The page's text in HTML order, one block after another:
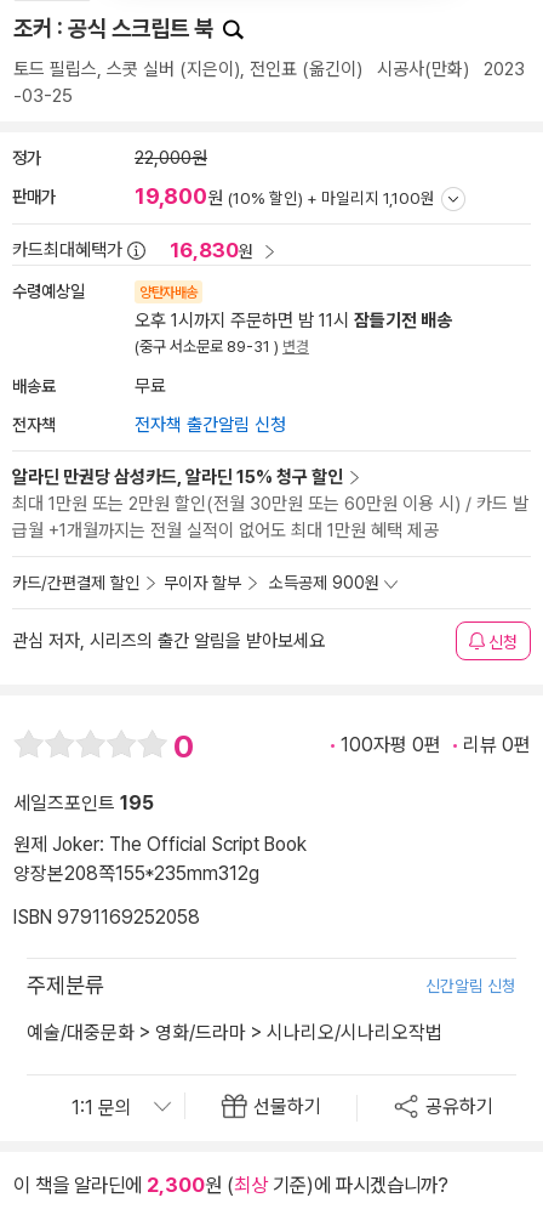
조커 : 공식 스크립트 북
토드 필립스, 스콧 실버 (지은이), 전인표 (옮긴이) 시공사(만화) 2023
-03-25
정가 22,000원
판매가 19,800원 (10% 할인) + 마일리지 1,100원
카드최대혜택가 16,830원
수령예상일 양탄자배송
오후 1시까지 주문하면 밤 11시 잠들기전 배송
(중구 서소문로 89-31 ) 변경
배송료 무료
전자책 전자책 출간알림 신청
알라딘 만권당 삼성카드, 알라딘 15% 청구 할인
최대 1만원 또는 2만원 할인(전월 30만원 또는 60만원 이용 시) / 카드 발
급월 +1개월까지는 전월 실적이 없어도 최대 1만원 혜택 제공
카드/간편결제 할인 무이자 할부 소득공제 900원
관심 저자, 시리즈의 출간 알림을 받아보세요 신청
0 100자평 0편 리뷰 0편
세일즈포인트 195
원제 Joker: The Official Script Book
양장본208쪽155*235mm312g
ISBN 9791169252058
주제분류 신간알림 신청
예술/대중문화 > 영화/드라마 > 시나리오/시나리오작법
선물하기 공유하기
이 책을 알라딘에 2,300원 (최상기준)에 파시겠습니까?